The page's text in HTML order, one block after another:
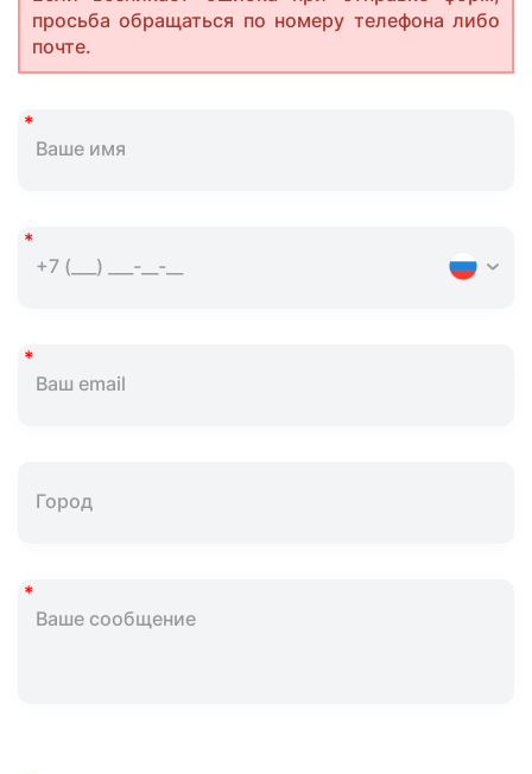
просьба обращаться по номеру телефона либо
почте.